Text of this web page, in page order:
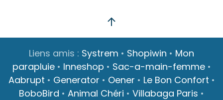
Liens amis : Systrem • Shopiwin • Mon
parapluie• Inneshop • Sac-a-main-femme•
Aabrupt • Generator • Oener • Le Bon Confort •
BoboBird • Animal Chéri • Villabaga Paris •